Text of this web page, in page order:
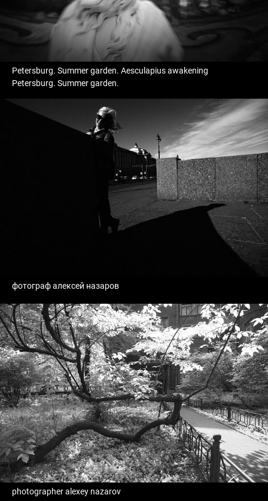
Petersburg. Summer garden. Aesculapius awakening
Petersburg. Summer garden.
фотограф алексей назаров
photographer alexey nazarov